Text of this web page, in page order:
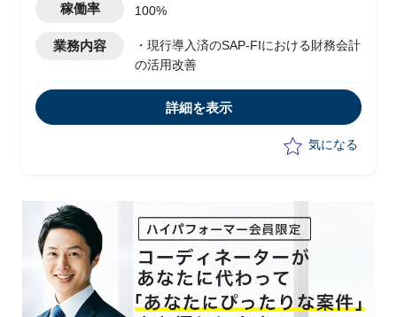
稼働率 100%
業務内容
・現行導入済のSAP-FIにおける財務会計
の活用改善
詳細を表示
気になる